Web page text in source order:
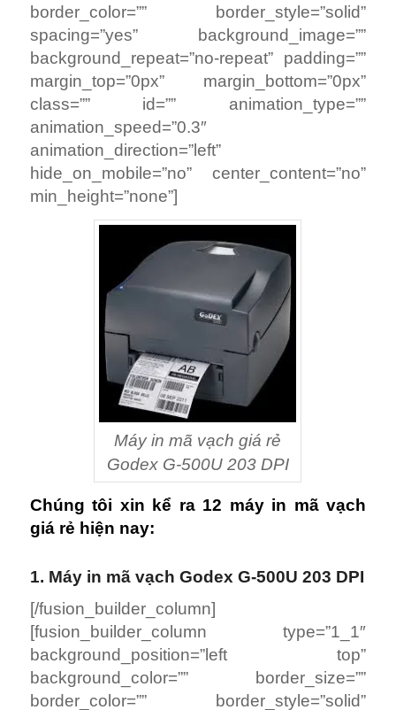
border_color=”” border_style=”solid”
spacing=”yes” background_image=””
background_repeat=”no-repeat” padding=””
margin_top=”0px” margin_bottom=”0px”
class=”” id=”” animation_type=””
animation_speed=”0.3″
animation_direction=”left”
hide_on_mobile=”no” center_content=”no”
min_height=”none”]
Máy in mã vạch giá rẻ
Godex G-500U 203 DPI
Chúng tôi xin kể ra 12 máy in mã vạch
giá rẻ hiện nay:
1. Máy in mã vạch Godex G-500U 203 DPI
[/fusion_builder_column]
[fusion_builder_column type=”1_1″
background_position=”left top”
background_color=”” border_size=””
border_color=”” border_style=”solid”